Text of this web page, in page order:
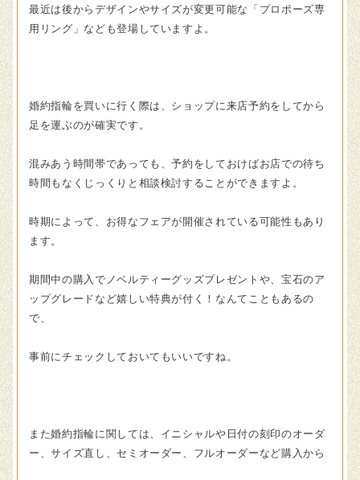
最近は後からデザインやサイズが変更可能な「プロポーズ専
用リング」なども登場していますよ。
婚約指輪を買いに行く際は、ショップに来店予約をしてから
足を運ぶのが確実です。
混みあう時間帯であっても、予約をしておけばお店での待ち
時間もなくじっくりと相談検討することができますよ。
時期によって、お得なフェアが開催されている可能性もあり
ます。
期間中の購入でノベルティーグッズプレゼントや、宝石のア
ップグレードなど嬉しい特典が付く！なんてこともあるの
で、
事前にチェックしておいてもいいですね。
また婚約指輪に関しては、イニシャルや日付の刻印のオーダ
ー、サイズ直し、セミオーダー、フルオーダーなど購入から